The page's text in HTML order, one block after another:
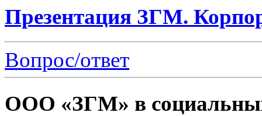
Презентация ЗГМ.
Вопрос/ответ
ООО «ЗГМ» в